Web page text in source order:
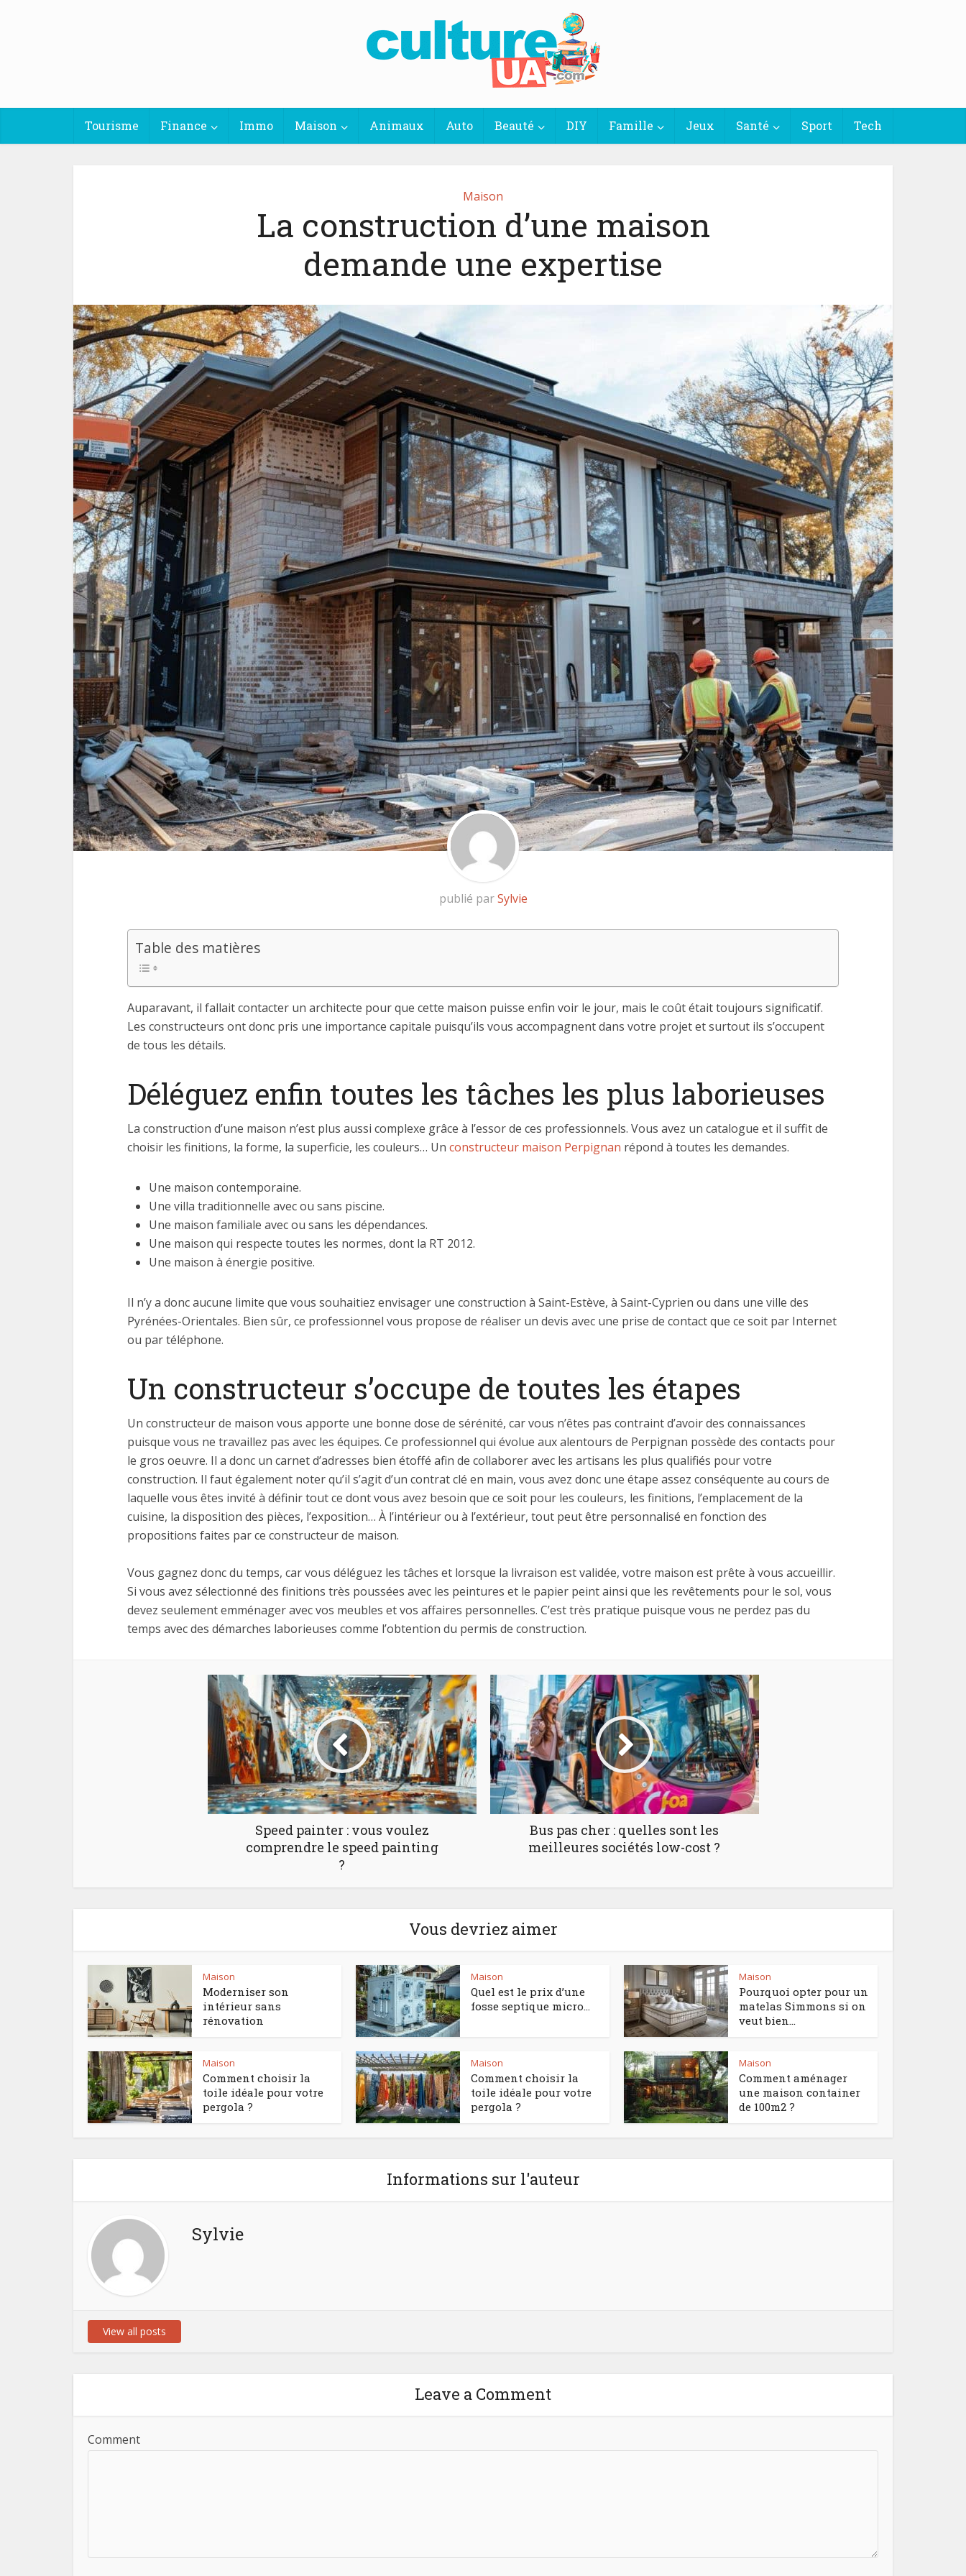
Tourisme Finance Immo Maison Animaux Auto Beauté DIY Famille Jeux Santé Sport Tech
Maison
La construction d’une maison
demande une expertise
publié parSylvie
Table des matières
Auparavant, il fallait contacter un architecte pour que cette maison puisse enfin voir le jour, mais le coût était toujours significatif.
Les constructeurs ont donc pris une importance capitale puisqu’ils vous accompagnent dans votre projet et surtout ils s’occupent
de tous les détails.
Déléguez enfin toutes les tâches les plus laborieuses
La construction d’une maison n’est plus aussi complexe grâce à l’essor de ces professionnels. Vous avez un catalogue et il suffit de
choisir les finitions, la forme, la superficie, les couleurs… Un constructeur maison Perpignan répond à toutes les demandes.
Une maison contemporaine.
Une villa traditionnelle avec ou sans piscine.
Une maison familiale avec ou sans les dépendances.
Une maison qui respecte toutes les normes, dont la RT 2012.
Une maison à énergie positive.
Il n’y a donc aucune limite que vous souhaitiez envisager une construction à Saint-Estève, à Saint-Cyprien ou dans une ville des
Pyrénées-Orientales. Bien sûr, ce professionnel vous propose de réaliser un devis avec une prise de contact que ce soit par Internet
ou par téléphone.
Un constructeur s’occupe de toutes les étapes
Un constructeur de maison vous apporte une bonne dose de sérénité, car vous n’êtes pas contraint d’avoir des connaissances
puisque vous ne travaillez pas avec les équipes. Ce professionnel qui évolue aux alentours de Perpignan possède des contacts pour
le gros oeuvre. Il a donc un carnet d’adresses bien étoffé afin de collaborer avec les artisans les plus qualifiés pour votre
construction. Il faut également noter qu’il s’agit d’un contrat clé en main, vous avez donc une étape assez conséquente au cours de
laquelle vous êtes invité à définir tout ce dont vous avez besoin que ce soit pour les couleurs, les finitions, l’emplacement de la
cuisine, la disposition des pièces, l’exposition… À l’intérieur ou à l’extérieur, tout peut être personnalisé en fonction des
propositions faites par ce constructeur de maison.
Vous gagnez donc du temps, car vous déléguez les tâches et lorsque la livraison est validée, votre maison est prête à vous accueillir.
Si vous avez sélectionné des finitions très poussées avec les peintures et le papier peint ainsi que les revêtements pour le sol, vous
devez seulement emménager avec vos meubles et vos affaires personnelles. C’est très pratique puisque vous ne perdez pas du
temps avec des démarches laborieuses comme l’obtention du permis de construction.
Speed painter : vous voulez
comprendre le speed painting
?
Bus pas cher : quelles sont les
meilleures sociétés low-cost ?
Vous devriez aimer
Maison
Moderniser son
intérieur sans
rénovation
Maison
Quel est le prix d’une
fosse septique micro...
Maison
Pourquoi opter pour un
matelas Simmons si on
veut bien...
Maison
Comment choisir la
toile idéale pour votre
pergola ?
Maison
Comment choisir la
toile idéale pour votre
pergola ?
Maison
Comment aménager
une maison container
de 100m2 ?
Informations sur l'auteur
Sylvie
View all posts
Leave a Comment
Comment